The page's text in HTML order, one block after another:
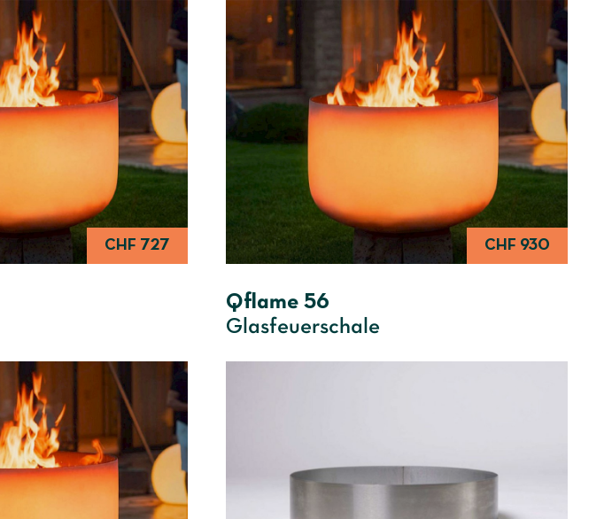
CHF 727 CHF 930
Qflame 56
Glasfeuerschale